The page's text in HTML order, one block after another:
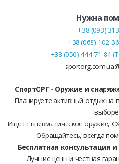
Нужна
+38 (093)
+38 (068) 102-
+38 (050) 444-71-84
СпортОРГ - Оружие и
Планируете активный отдых
Ищете пневматическое оружие,
Обращайтесь, всегда
Бесплатная консультация
Лучшие цены и честная